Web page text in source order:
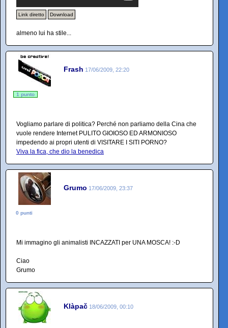
Link diretto Download
almeno lui ha stile...
Frash 17/06/2009, 22:20
1 punto
Vogliamo parlare di politica? Perché non parliamo della Cina che
vuole rendere Internet PULITO GIOIOSO ED ARMONIOSO
impedendo ai propri utenti di VISITARE I SITI PORNO?
Viva la fica, che dio la benedica
Grumo 17/06/2009, 23:37
0 punti
Mi immagino gli animalisti INCAZZATI per UNA MOSCA! :-D
Ciao
Grumo
Klàpač 18/06/2009, 00:10